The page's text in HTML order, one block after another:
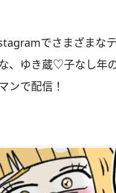
でさまざまな
、ゆき蔵♡子なし年
ンで配信！